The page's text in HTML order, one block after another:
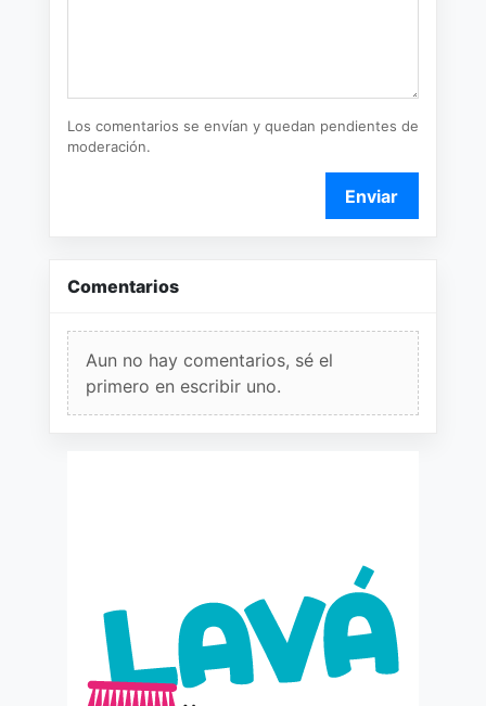
Los comentarios se envían y quedan pendientes de
moderación.
Enviar
Comentarios
Aun no hay comentarios, sé el
primero en escribir uno.